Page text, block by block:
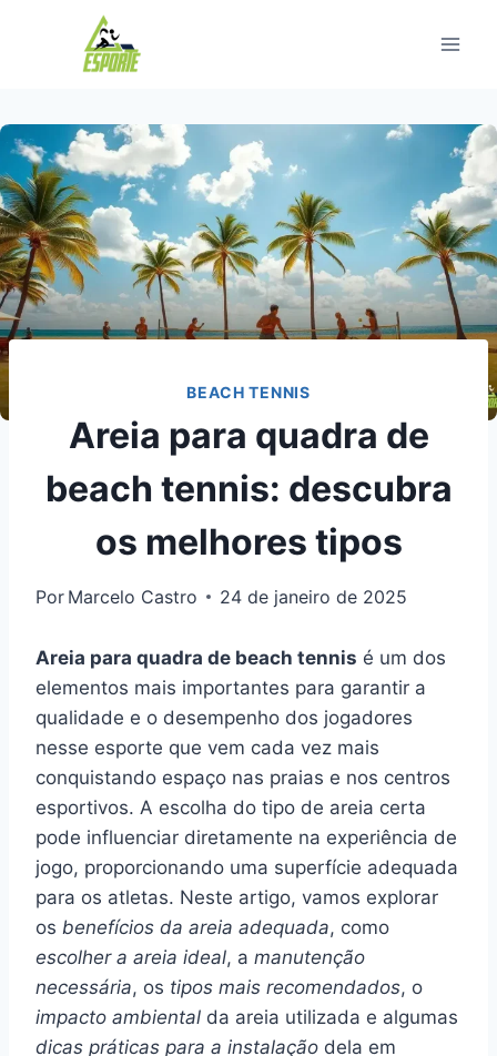
BEACH TENNIS
Areia para quadra de
beach tennis: descubra
os melhores tipos
Por Marcelo Castro 24 de janeiro de 2025
Areia para quadra de beach tennis é um dos
elementos mais importantes para garantir a
qualidade e o desempenho dos jogadores
nesse esporte que vem cada vez mais
conquistando espaço nas praias e nos centros
esportivos. A escolha do tipo de areia certa
pode influenciar diretamente na experiência de
jogo, proporcionando uma superfície adequada
para os atletas. Neste artigo, vamos explorar
os benefícios da areia adequada, como
escolher a areia ideal, a manutenção
necessária, os tipos mais recomendados, o
impacto ambiental da areia utilizada e algumas
dicas práticas para a instalação dela em